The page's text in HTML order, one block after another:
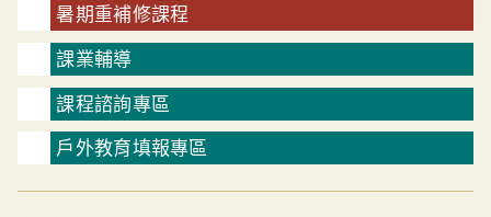
暑期重補修課程
課業輔導
課程諮詢專區
戶外教育填報專區